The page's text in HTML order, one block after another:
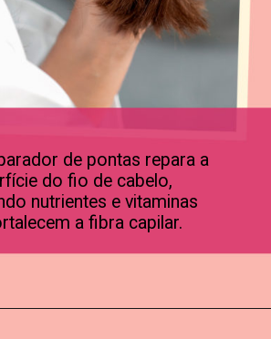
de pontas repara a
do fio de cabelo,
nutrientes e vitaminas
a fibra capilar.